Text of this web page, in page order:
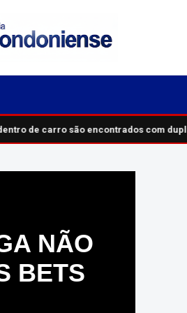
de carro são encontrados com
NÃO
BETS